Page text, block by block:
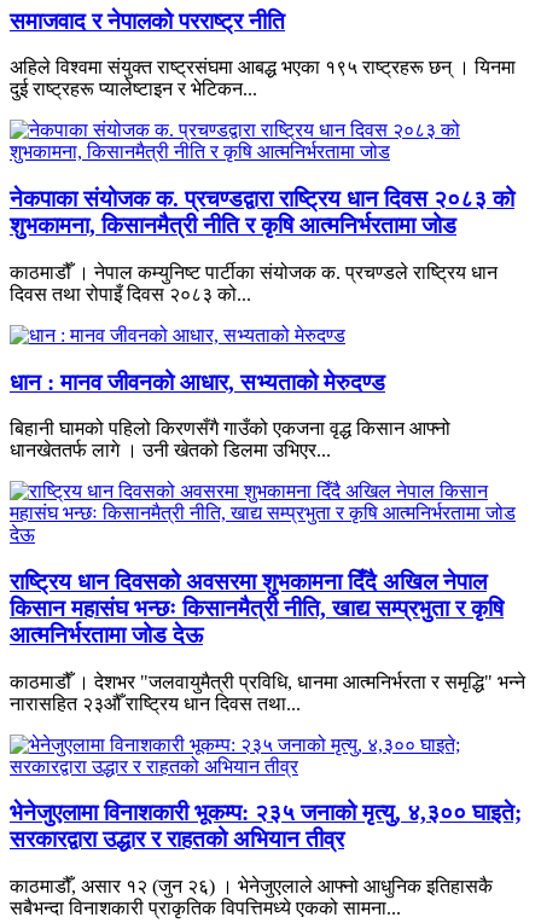
समाजवाद र नेपालको परराष्ट्र नीति
अहिले विश्वमा संयुक्त राष्ट्रसंघमा आबद्ध भएका १९५ राष्ट्रहरू छन् । यिनमा
दुई राष्ट्रहरू प्यालेष्टाइन र भेटिकन...
नेकपाका संयोजक क. प्रचण्डद्वारा राष्ट्रिय धान दिवस २०८३ को
शुभकामना, किसानमैत्री नीति र कृषि आत्मनिर्भरतामा जोड
काठमाडौँ । नेपाल कम्युनिष्ट पार्टीका संयोजक क. प्रचण्डले राष्ट्रिय धान
दिवस तथा रोपाइँ दिवस २०८३ को...
धान : मानव जीवनको आधार, सभ्यताको मेरुदण्ड
बिहानी घामको पहिलो किरणसँगै गाउँको एकजना वृद्ध किसान आफ्नो
धानखेततर्फ लागे । उनी खेतको डिलमा उभिएर...
राष्ट्रिय धान दिवसको अवसरमा शुभकामना दिँदै अखिल नेपाल
किसान महासंघ भन्छः किसानमैत्री नीति, खाद्य सम्प्रभुता र कृषि
आत्मनिर्भरतामा जोड देऊ
काठमाडौँ । देशभर "जलवायुमैत्री प्रविधि, धानमा आत्मनिर्भरता र समृद्धि" भन्ने
नारासहित २३औँ राष्ट्रिय धान दिवस तथा...
भेनेजुएलामा विनाशकारी भूकम्प: २३५ जनाको मृत्यु, ४,३०० घाइते;
सरकारद्वारा उद्धार र राहतको अभियान तीव्र
काठमाडौँ, असार १२ (जुन २६) । भेनेजुएलाले आफ्नो आधुनिक इतिहासकै
सबैभन्दा विनाशकारी प्राकृतिक विपत्तिमध्ये एकको सामना...